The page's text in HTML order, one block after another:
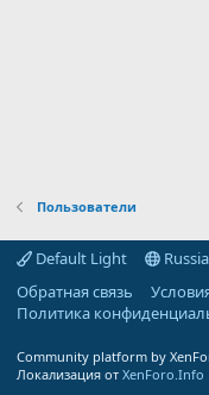
Пользователи
Default Light
Обратная связь
Политика
Community platform by
Локализация от XenForo.Info